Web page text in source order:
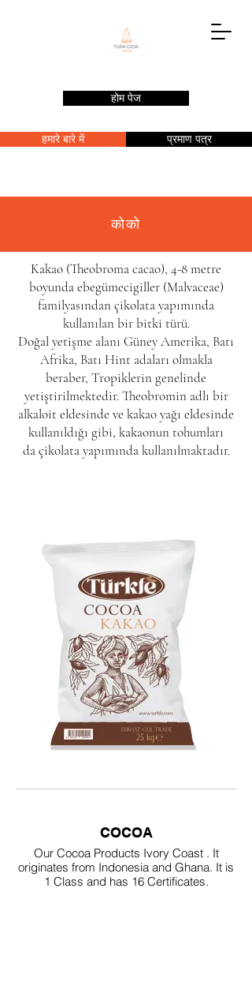
होम पेज
हमारे बारे में प्रमाण पत्र
कोको
Kakao (Theobroma cacao), 4-8 metre
boyundaebegümecigiller(Malvaceae)
familyasından çikolata yapımında
kullanılan birbitki türü.
Doğal yetişme alanı Güney Amerika, Batı
Afrika, Batı Hint adaları olmakla
beraber, Tropiklerin genelinde
yetiştirilmektedir.Theobromin adlı bir
alkaloit eldesinde ve kakao yağı eldesinde
kullanıldığı gibi, kakaonun tohumları
daçikolatayapımında kullanılmaktadır.
COCOA
Our Cocoa Products Ivory Coast . It
originates from Indonesia and Ghana. It is
1 Class and has 16 Certificates.